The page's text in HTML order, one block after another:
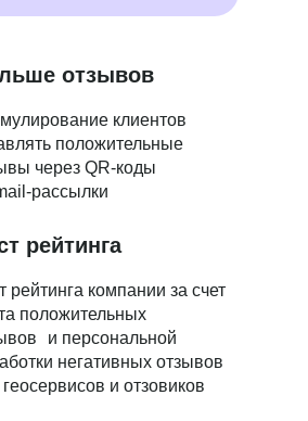
отзывов
клиентов
положительные
через QR-коды
рассылки
рейтинга
рейтинга компании за счет
положительных
и персональной
негативных отзывов
и отзовиков